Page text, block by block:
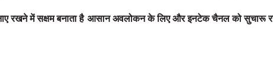
रखने में सक्षम बनाता है आसान अवलोकन के लिए और इनटेक चैनल को सुचारू